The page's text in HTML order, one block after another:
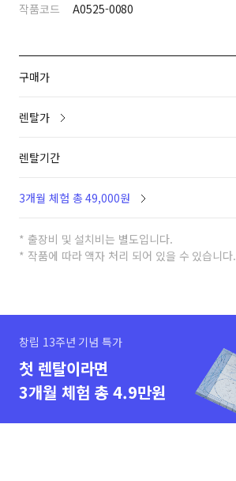
작품코드
A0525-0080
구매가
렌탈가
렌탈기간
3개월 체험 총 49,000원
* 출장비 및 설치비는 별도입니다.
* 작품에 따라 액자 처리 되어 있을 수 있습니다.
창립 13주년 기념 특가
첫 렌탈이라면
3개월 체험 총 4.9만원